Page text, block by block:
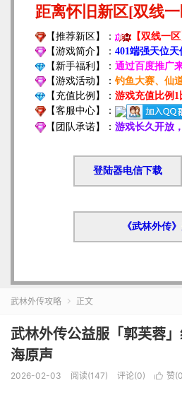
武林外传攻略  正文
武林外传公益服「郭芙蓉
海原声
2026-02-03 阅读(147) 评论(0)  赞(0